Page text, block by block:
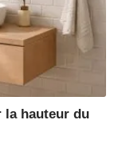
la hauteur du